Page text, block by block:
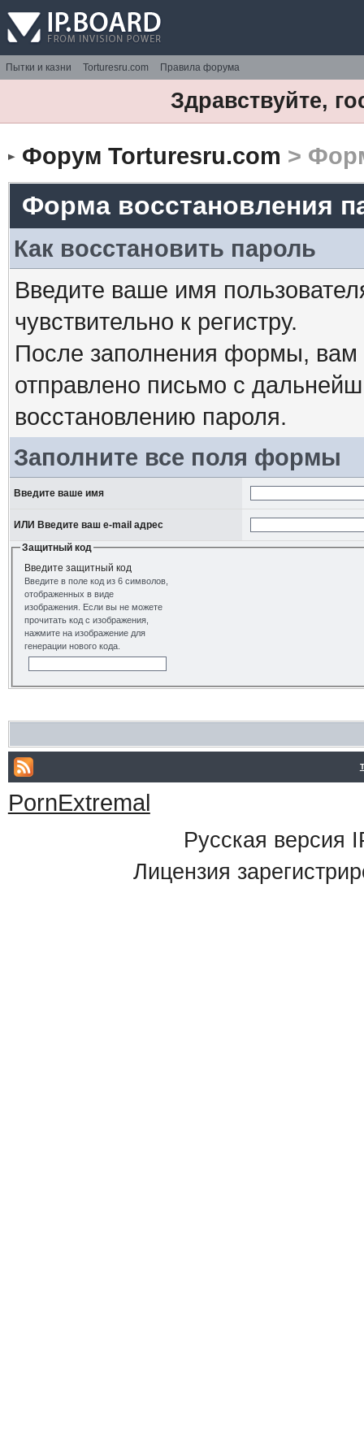
Пытки и казни Torturesru.com Правила форума
Здравствуйте,
Форум Torturesru.com >
Форма восстановления
Как восстановить пароль
Введите ваше имя
чувствительно к регистру.
После заполнения формы, вам
отправлено письмо с
восстановлению пароля.
Заполните все поля формы
Введите ваше имя
ИЛИ Введите ваш e-mail адрес
Защитный код
Введите защитный код
Введите в поле код из 6 символов,
отображенных в виде
изображения. Если вы не можете
прочитать код с изображения,
нажмите на изображение для
генерации нового кода.
PornExtremal
Русская версия
Лицензия